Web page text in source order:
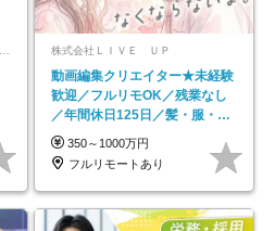
株式会社ＬＩＶＥ ＵＰ
動画編集クリエイター★未経験
歓迎／フルリモOK／残業なし
／年間休日125日／髪・服・ネ
イル自由／研修充実で安心
350～1000万円
フルリモートあり